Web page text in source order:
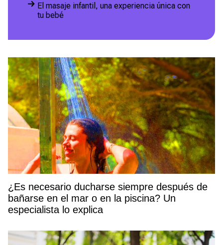
El masaje infantil, una experiencia única con
tu bebé
¿Es necesario ducharse siempre después de
bañarse en el mar o en la piscina? Un
especialista lo explica